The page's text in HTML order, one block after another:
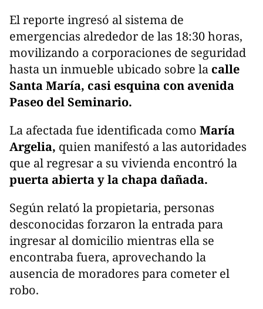
El reporte ingresó al sistema de
emergencias alrededor de las 18:30 horas,
movilizando a corporaciones de seguridad
hasta un inmueble ubicado sobre la calle
Santa María, casi esquina con avenida
Paseo del Seminario.
La afectada fue identificada como María
Argelia, quien manifestó a las autoridades
que al regresar a su vivienda encontró la
puerta abierta y la chapa dañada.
Según relató la propietaria, personas
desconocidas forzaron la entrada para
ingresar al domicilio mientras ella se
encontraba fuera, aprovechando la
ausencia de moradores para cometer el
robo.